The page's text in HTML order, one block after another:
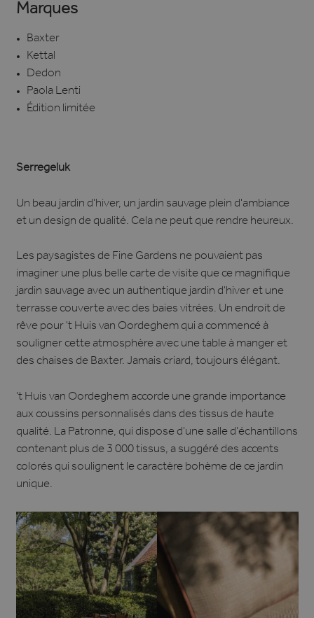
Marques
Baxter
Kettal
Dedon
Paola Lenti
Édition limitée
Serregeluk
Un beau jardin d'hiver, un jardin sauvage plein d'ambiance
et un design de qualité. Cela ne peut que rendre heureux.
Les paysagistes de Fine Gardens ne pouvaient pas
imaginer une plus belle carte de visite que ce magnifique
jardin sauvage avec un authentique jardin d'hiver et une
terrasse couverte avec des baies vitrées. Un endroit de
rêve pour 't Huis van Oordeghem qui a commencé à
souligner cette atmosphère avec une table à manger et
des chaises de Baxter. Jamais criard, toujours élégant.
't Huis van Oordeghem accorde une grande importance
aux coussins personnalisés dans des tissus de haute
qualité. La Patronne, qui dispose d'une salle d'échantillons
contenant plus de 3 000 tissus, a suggéré des accents
colorés qui soulignent le caractère bohème de ce jardin
unique.